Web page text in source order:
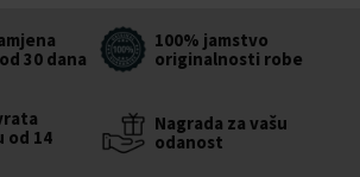
30 dana
100% jamstvo
originalnosti robe
od 14
Nagrada za vašu
odanost